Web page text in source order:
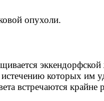
опухоли.
эккендорфской
которых им
встречаются крайне